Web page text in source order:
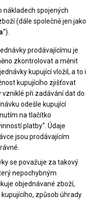
nákladech spojených
(dále společně jen jako
“).
prodávajícímu je
zkontrolovat a měnit
kupující vložil, a to i
kupujícího zjišťovat
při zadávání dat do
odešle kupující
na tlačítko
platby“. Údaje
jsou prodávajícím
se považuje za takový
nepochybným
objednávané zboží,
kupujícího, způsob úhrady